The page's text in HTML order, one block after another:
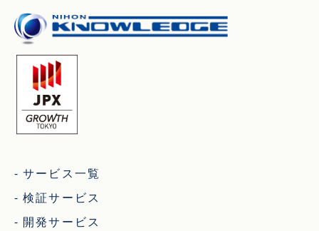
サービス一覧
検証サービス
開発サービス